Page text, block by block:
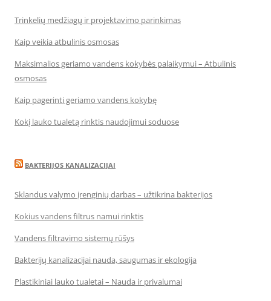
Trinkelių medžiagų ir projektavimo parinkimas
Kaip veikia atbulinis osmosas
Maksimalios geriamo vandens kokybės palaikymui – Atbulinis
osmosas
Kaip pagerinti geriamo vandens kokybę
Kokį lauko tualetą rinktis naudojimui soduose
BAKTERIJOS KANALIZACIJAI
Sklandus valymo įrenginių darbas – užtikrina bakterijos
Kokius vandens filtrus namui rinktis
Vandens filtravimo sistemų rūšys
Bakterijų kanalizacijai nauda, saugumas ir ekologija
Plastikiniai lauko tualetai – Nauda ir privalumai